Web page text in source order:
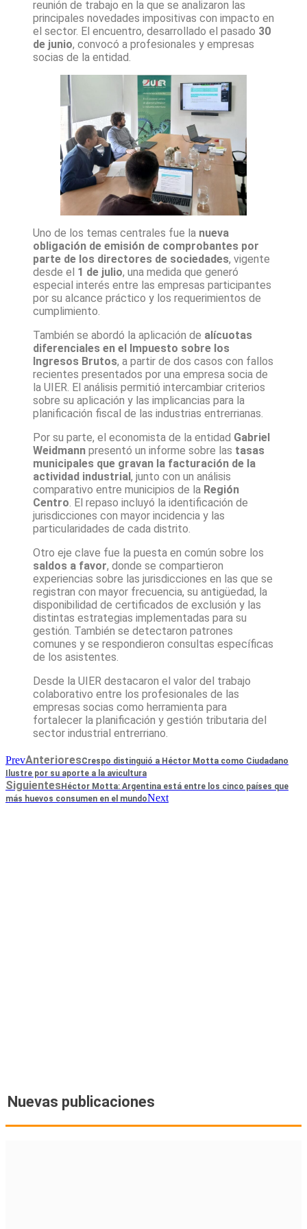
reunión de trabajo en la que se analizaron las
principales novedades impositivas con impacto en
el sector. El encuentro, desarrollado el pasado 30
de junio, convocó a profesionales y empresas
socias de la entidad.
Uno de los temas centrales fue la nueva
obligación de emisión de comprobantes por
parte de los directores de sociedades, vigente
desde el 1 de julio, una medida que generó
especial interés entre las empresas participantes
por su alcance práctico y los requerimientos de
cumplimiento.
También se abordó la aplicación de alícuotas
diferenciales en el Impuesto sobre los
Ingresos Brutos, a partir de dos casos con fallos
recientes presentados por una empresa socia de
la UIER. El análisis permitió intercambiar criterios
sobre su aplicación y las implicancias para la
planificación fiscal de las industrias entrerrianas.
Por su parte, el economista de la entidad Gabriel
Weidmann presentó un informe sobre las tasas
municipales que gravan la facturación de la
actividad industrial , junto con un análisis
comparativo entre municipios de la Región
Centro. El repaso incluyó la identificación de
jurisdicciones con mayor incidencia y las
particularidades de cada distrito.
Otro eje clave fue la puesta en común sobre los
saldos a favor, donde se compartieron
experiencias sobre las jurisdicciones en las que se
registran con mayor frecuencia, su antigüedad, la
disponibilidad de certificados de exclusión y las
distintas estrategias implementadas para su
gestión. También se detectaron patrones
comunes y se respondieron consultas específicas
de los asistentes.
Desde la UIER destacaron el valor del trabajo
colaborativo entre los profesionales de las
empresas socias como herramienta para
fortalecer la planificación y gestión tributaria del
sector industrial entrerriano.
PrevAnterioresCrespo distinguió a Héctor Motta como Ciudadano
Ilustre por su aporte a la avicultura
SiguientesHéctor Motta: Argentina está entre los cinco países que
más huevos consumen en el mundoNext
Nuevas publicaciones